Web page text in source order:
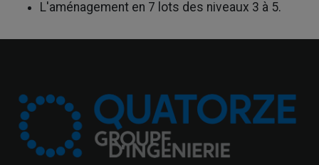
L'aménagement en 7 lots des niveaux 3 à 5.